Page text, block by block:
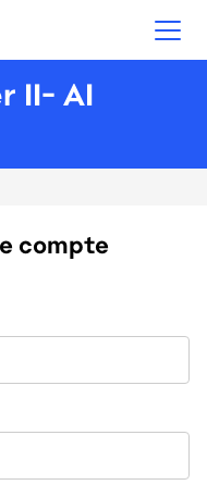
II- AI
compte